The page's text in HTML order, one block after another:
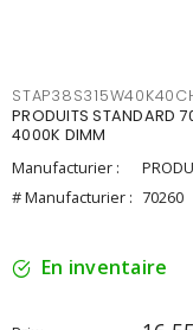
PRODUITS STANDARD
4000K DIMM
Manufacturier :
# Manufacturier : 70260
En inventaire